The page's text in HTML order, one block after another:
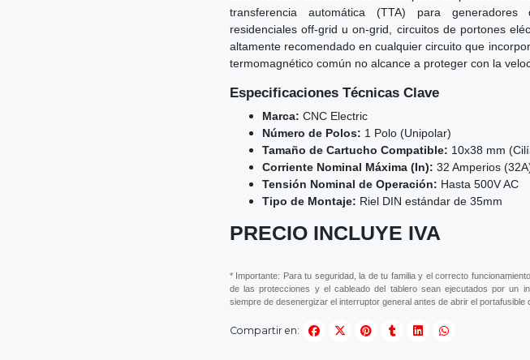
transferencia automática (TTA) para generadores
residenciales off-grid u on-grid, circuitos de portones
altamente recomendado en cualquier circuito que
termomagnético común no alcance a proteger con la
Especificaciones Técnicas Clave
Marca: CNC Electric
Número de Polos: 1 Polo (Unipolar)
Tamaño de Cartucho Compatible: 10x38 mm
Corriente Nominal Máxima (In): 32 Amperios
Tensión Nominal de Operación: Hasta 500V AC
Tipo de Montaje: Riel DIN estándar de 35mm
PRECIO INCLUYE IVA
* Importante: Para tu seguridad, la de tu familia y el correcto
de las protecciones y el cableado del tablero sean ejecutados por un
siempre de desenergizar el interruptor general antes de abrir el portafusible
Compartir en: